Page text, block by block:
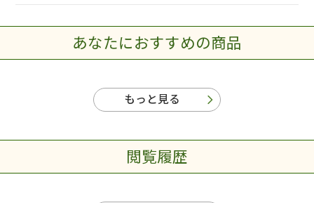
あなたにおすすめの商品
もっと見る
閲覧履歴